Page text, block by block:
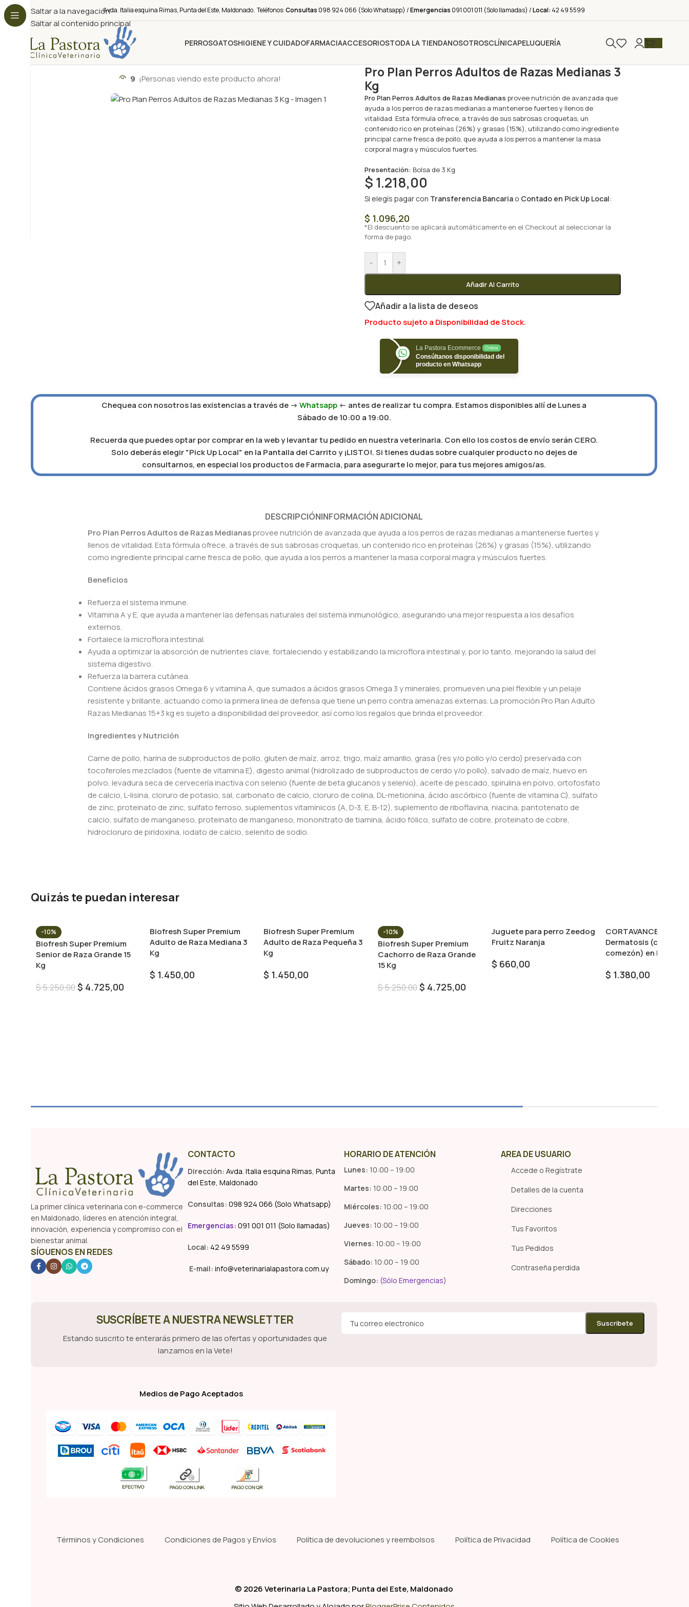
Saltar a la navegación
Saltar al contenido principal
Avda. Italia esquina Rimas, Punta del Este, Maldonado. Teléfonos:Consultas 098 924 066 (Solo Whatsapp) /Emergencias 091 001 011 (Solo llamadas) /Local: 42 49 5599
PERROSGATOSHIGIENE Y CUIDADOFARMACIAACCESORIOSTODA LA TIENDANOSOTROSCLÍNICAPELUQUERÍA
9 ¡Personas viendo este producto ahora!
Pro Plan Perros Adultos de Razas Medianas 3
Kg
Pro Plan Perros Adultos de Razas Medianas provee nutrición de avanzada que
ayuda a los perros de razas medianas a mantenerse fuertes y llenos de
vitalidad. Esta fórmula ofrece, a través de sus sabrosas croquetas, un
contenido rico en proteínas (26%) y grasas (15%), utilizando como ingrediente
principal carne fresca de pollo, que ayuda a los perros a mantener la masa
corporal magra y músculos fuertes.
Presentación: Bolsa de 3 Kg
$1.218,00
Si elegís pagar con Transferencia Bancaria o Contado en Pick Up Local:
$ 1.096,20
*El descuento se aplicará automáticamente en el Checkout al seleccionar la
forma de pago.
- +
Añadir Al Carrito
Añadir a la lista de deseos
Producto sujeto a Disponibilidad de Stock.
La Pastora Ecommerce Online
Consúltanos disponibilidad del
producto en Whatsapp
Chequea con nosotros las existencias a través de -> Whatsapp <- antes de realizar tu compra. Estamos disponibles allí de Lunes a
Sábado de 10:00 a 19:00.
Recuerda que puedes optar por comprar en la web y levantar tu pedido en nuestra veterinaria. Con ello los costos de envío serán CERO.
Solo deberás elegir "Pick Up Local" en la Pantalla del Carrito y ¡LISTO!. Si tienes dudas sobre cualquier producto no dejes de
consultarnos, en especial los productos de Farmacia, para asegurarte lo mejor, para tus mejores amigos/as.
DESCRIPCIÓNINFORMACIÓN ADICIONAL
Pro Plan Perros Adultos de Razas Medianasprovee nutrición de avanzada que ayuda a los perros de razas medianas a mantenerse fuertes y
llenos de vitalidad. Esta fórmula ofrece, a través de sus sabrosas croquetas, un contenido rico en proteínas (26%) y grasas (15%), utilizando
como ingrediente principal carne fresca de pollo, que ayuda a los perros a mantener la masa corporal magra y músculos fuertes.
Beneficios
Refuerza el sistema inmune.
Vitamina A y E, que ayuda a mantener las defensas naturales del sistema inmunológico, asegurando una mejor respuesta a los desafios
externos.
Fortalece la microflora intestinal.
Ayuda a optimizar la absorción de nutrientes clave, fortaleciendo y estabilizando la microflora intestinal y, por lo tanto, mejorando la salud del
sistema digestivo.
Refuerza la barrera cutánea.
Contiene ácidos grasos Omega 6 y vitamina A, que sumados a ácidos grasos Omega 3 y minerales, promueven una piel flexible y un pelaje
resistente y brillante, actuando como la primera linea de defensa que tiene un perro contra amenazas externas. La promoción Pro Plan Adulto
Razas Medianas 15+3 kg es sujeto a disponibilidad del proveedor, así como los regalos que brinda el proveedor.
Ingredientes y Nutrición
Carne de pollo, harina de subproductos de pollo, gluten de maíz, arroz, trigo, maíz amarillo, grasa (res y/o pollo y/o cerdo) preservada con
tocoferoles mezclados (fuente de vitamina E), digesto animal (hidrolizado de subproductos de cerdo y/o pollo), salvado de maíz, huevo en
polvo, levadura seca de cervecería inactiva con selenio (fuente de beta glucanos y selenio), aceite de pescado, spirulina en polvo, ortofosfato
de calcio, L-lisina, cloruro de potasio, sal, carbonato de calcio, cloruro de colina, DL-metionina, ácido ascórbico (fuente de vitamina C), sulfato
de zinc, proteinato de zinc, sulfato ferroso, suplementos vitamínicos (A, D-3, E, B-12), suplemento de riboflavina, niacina, pantotenato de
calcio, sulfato de manganeso, proteinato de manganeso, mononitrato de tiamina, ácido fólico, sulfato de cobre, proteinato de cobre,
hidrocloruro de piridoxina, iodato de calcio, selenito de sodio.
Quizás te puedan interesar
-10%
Biofresh Super Premium
Senior de Raza Grande 15
Kg
$5.250,00$ 4.725,00
Biofresh Super Premium
Adulto de Raza Mediana 3
Kg
$ 1.450,00
Biofresh Super Premium
Adulto de Raza Pequeña 3
Kg
$ 1.450,00
-10%
Biofresh Super Premium
Cachorro de Raza Grande
15 Kg
$5.250,00 $ 4.725,00
Juguete para perro Zeedog
Fruitz Naranja
$ 660,00
CORTAVANCE –
Dermatosis (control
comezón) en Perros
$ 1.380,00
La primer clínica veterinaria con e-commerce
en Maldonado, líderes en atención integral,
innovación, experiencia y compromiso con el
bienestar animal.
SÍGUENOS EN REDES
CONTACTO
Dirección: Avda. Italia esquina Rimas, Punta
del Este, Maldonado
Consultas: 098 924 066 (Solo Whatsapp)
Emergencias: 091 001 011 (Solo llamadas)
Local: 42 49 5599
E-mail: info@veterinarialapastora.com.uy
HORARIO DE ATENCIÓN
Lunes: 10:00 – 19:00
Martes: 10:00 – 19:00
Miércoles: 10:00 – 19:00
Jueves: 10:00 – 19:00
Viernes: 10:00 – 19:00
Sábado: 10:00 – 19:00
Domingo: (Sólo Emergencias)
AREA DE USUARIO
Accede o Regístrate
Detalles de la cuenta
Direcciones
Tus Favoritos
Tus Pedidos
Contraseña perdida
SUSCRÍBETE A NUESTRA NEWSLETTER
Estando suscrito te enterarás primero de las ofertas y oportunidades que
lanzamos en la Vete!
Medios de Pago Aceptados
Términos y Condiciones Condiciones de Pagos y Envíos Política de devoluciones y reembolsos Política de Privacidad Política de Cookies
© 2026 Veterinaria La Pastora; Punta del Este, Maldonado